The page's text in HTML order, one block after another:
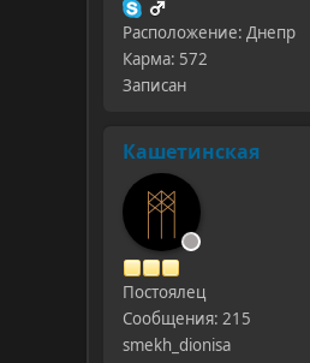
Расположение: Днепр
Карма: 572
Записан
Кашетинская
Постоялец
Сообщения: 215
smekh_dionisa